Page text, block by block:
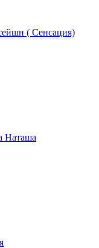
( Сенсация)
Наташа